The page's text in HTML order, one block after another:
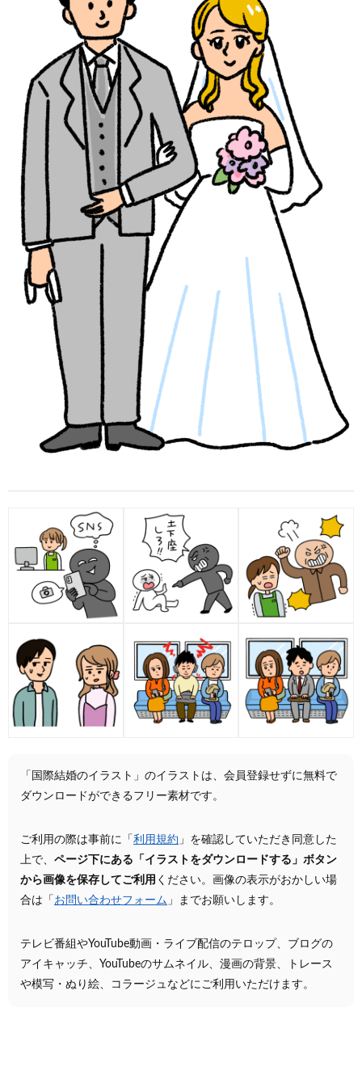
「国際結婚のイラスト」のイラストは、会員登録せずに無料で
ダウンロードができるフリー素材です。
ご利用の際は事前に「 利用規約 」を確認していただき同意した
上で、 ページ下にある「イラストをダウンロードする」ボタン
から画像を保存してご利用 ください。画像の表示がおかしい場
合は「 お問い合わせフォーム 」までお願いします。
テレビ番組やYouTube動画・ライブ配信のテロップ、ブログの
アイキャッチ、YouTubeのサムネイル、漫画の背景、トレース
や模写・ぬり絵、コラージュなどにご利用いただけます。